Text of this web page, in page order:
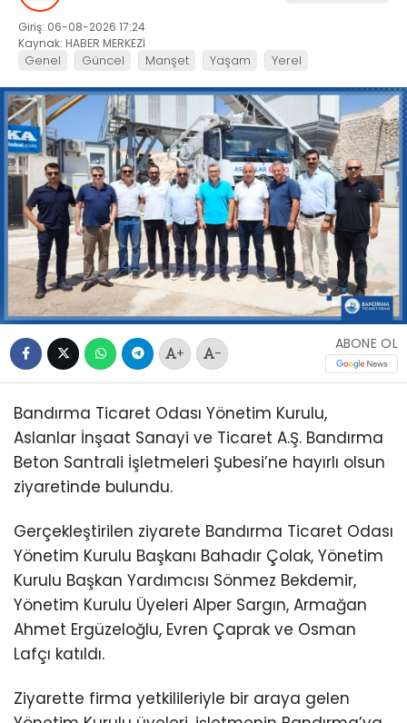
Giriş: 06-08-2026 17:24
Kaynak: HABER MERKEZİ
Genel Güncel Manşet Yaşam Yerel
+ -
ABONE OL
Bandırma Ticaret Odası Yönetim Kurulu,
Aslanlar İnşaat Sanayi ve Ticaret A.Ş. Bandırma
Beton Santrali İşletmeleri Şubesi’ne hayırlı olsun
ziyaretinde bulundu.
Gerçekleştirilen ziyarete Bandırma Ticaret Odası
Yönetim Kurulu Başkanı Bahadır Çolak, Yönetim
Kurulu Başkan Yardımcısı Sönmez Bekdemir,
Yönetim Kurulu Üyeleri Alper Sargın, Armağan
Ahmet Ergüzeloğlu, Evren Çaprak ve Osman
Lafçı katıldı.
Ziyarette firma yetkilileriyle bir araya gelen